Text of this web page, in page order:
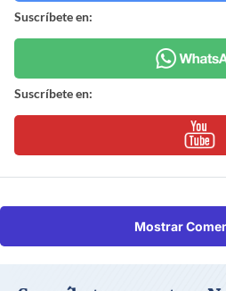
Suscríbete en:
Suscríbete en:
Mostrar